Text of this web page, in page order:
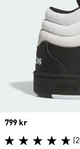
Price
799 kr